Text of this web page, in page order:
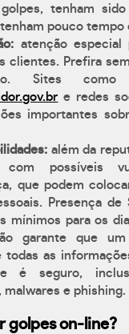
tenham
pouco tempo
atenção especial
clientes. Prefira
Sites
e redes
importantes
além da
com possíveis
que podem
Presença de
mínimos para os
garante que
todas as
é seguro,
malwares e phishing.
golpes on-line?